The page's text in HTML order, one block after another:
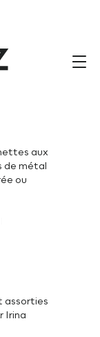
de métal
ou
aux
de métal
ou
assorties
Irina